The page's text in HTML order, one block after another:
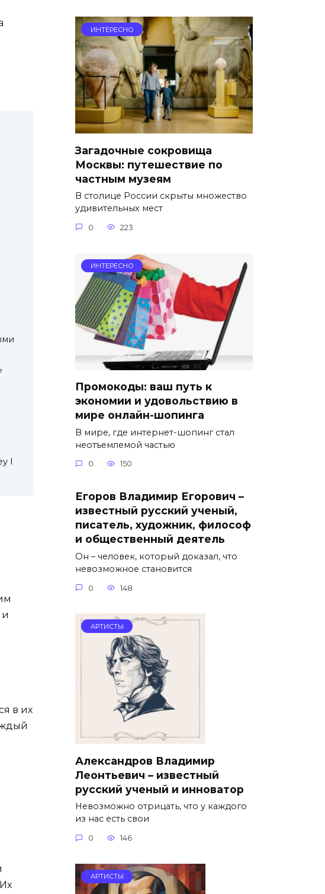
l
в их
ИНТЕРЕСНО
Загадочные сокровища
Москвы: путешествие по
частным музеям
В столице России скрыты множество
удивительных мест
0 223
ИНТЕРЕСНО
Промокоды: ваш путь к
экономии и удовольствию в
мире онлайн-шопинга
В мире, где интернет-шопинг стал
неотъемлемой частью
0 150
Егоров Владимир Егорович –
известный русский ученый,
писатель, художник, философ
и общественный деятель
Он – человек, который доказал, что
невозможное становится
0 148
АРТИСТЫ
Александров Владимир
Леонтьевич – известный
русский ученый и инноватор
Невозможно отрицать, что у каждого
из нас есть свои
0 146
АРТИСТЫ